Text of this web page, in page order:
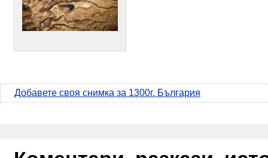
Добавете своя снимка за 1300г. България